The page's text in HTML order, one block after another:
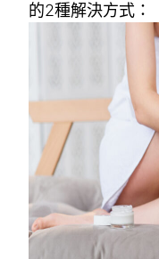
的2種解決方式：